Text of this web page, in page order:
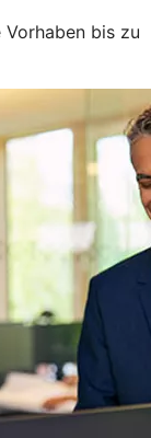
Vorhaben bis zu